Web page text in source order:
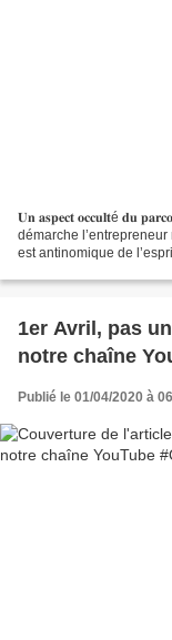
𝐔𝐧 𝐚𝐬𝐩𝐞𝐜𝐭 𝐨𝐜𝐜𝐮𝐥𝐭é 𝐝𝐮
démarche
est antinomique de
1er Avril, pas un poisson, mais naissance de
notre chaîne
Publié le 01/04/2020 à